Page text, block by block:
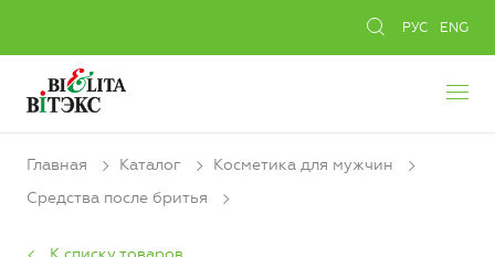
РУС ENG
Главная Каталог
Косметика для мужчин
Средства после бритья